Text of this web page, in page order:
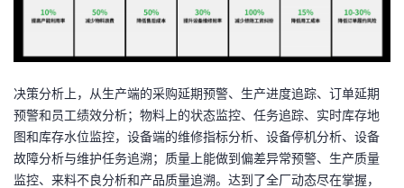
决策分析上，从生产端的采购延期预警、生产进度追踪、订单延期
预警和员工绩效分析；物料上的状态监控、任务追踪、实时库存地
图和库存水位监控，设备端的维修指标分析、设备停机分析、设备
故障分析与维护任务追溯；质量上能做到偏差异常预警、生产质量
监控、来料不良分析和产品质量追溯。达到了全厂动态尽在掌握，